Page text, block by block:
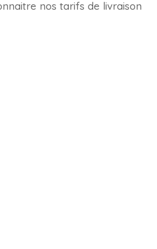
nos tarifs de livraison